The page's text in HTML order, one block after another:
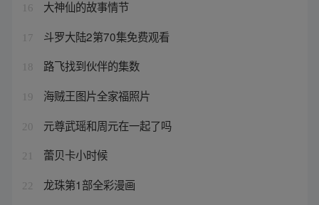
16 大神仙的故事情节
17 斗罗大陆2第70集免费观看
18 路飞找到伙伴的集数
19 海贼王图片全家福照片
20 元尊武瑶和周元在一起了吗
21 蕾贝卡小时候
22 龙珠第1部全彩漫画